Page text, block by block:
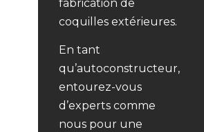
fabrication de
coquilles extérieures.
En tant
qu’autoconstructeur,
entourez-vous
d’experts comme
nous pour une